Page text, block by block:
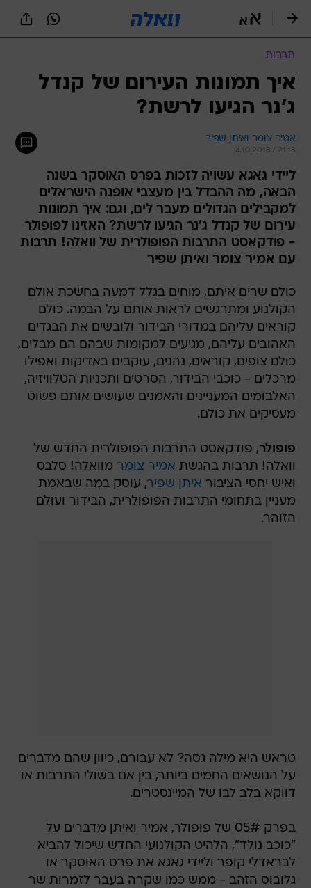
תרבות
איך תמונות העירום של קנדל
ג'נר הגיעו לרשת?
אמיר צומר ואיתן שפיר
4.10.2018 / 21:13
ליידי גאגא עשויה לזכות בפרס האוסקר בשנה
הבאה, מה ההבדל בין מעצבי אופנה הישראלים
למקבילים הגדולים מעבר לים, וגם: איך תמונות
עירום של קנדל ג'נר הגיעו לרשת? האזינו לפופולר
- פודקאסט התרבות הפופולרית של וואלה! תרבות
עם אמיר צומר ואיתן שפיר
כולם שרים איתם, מוחים בגלל דמעה בחשכת אולם
הקולנוע ומתרגשים לראות אותם על הבמה. כולם
קוראים עליהם במדורי הבידור ולובשים את הבגדים
האהובים עליהם, מגיעים למקומות שבהם הם מבלים,
כולם צופים, קוראים, נהנים, עוקבים באדיקות ואפילו
מרכלים - כוכבי הבידור, הסרטים ותכניות הטלוויזיה,
האלבומים המעניינים והאמנים שעושים אותם פשוט
מעסיקים את כולם.
פופולר, פודקאסט התרבות הפופולרית החדש של
וואלה! תרבות בהגשת אמיר צומר מוואלה! סלבס
ואיש יחסי הציבור איתן שפיר, עוסק במה שבאמת
מעניין בתחומי התרבות הפופולרית, הבידור ועולם
הזוהר.
טראש היא מילה גסה? לא עבורם, כיוון שהם מדברים
על הנושאים החמים ביותר, בין אם בשולי התרבות או
דווקא בלב לבו של המיינסטרים.
בפרק 05# של פופולר, אמיר ואיתן מדברים על
"כוכב נולד", הלהיט הקולנועי החדש שיכול להביא
לבראדלי קופר וליידי גאגא את פרס האוסקר או
גלובוס הזהב - ממש כמו שקרה בעבר לזמרות שר